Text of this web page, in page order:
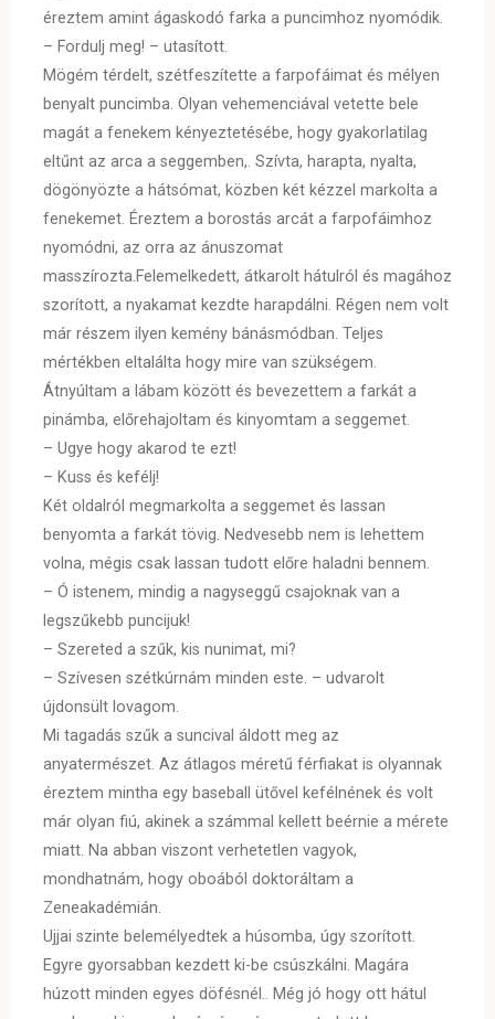
éreztem amint ágaskodó farka a puncimhoz nyomódik.
– Fordulj meg! – utasított.
Mögém térdelt, szétfeszítette a farpofáimat és mélyen
benyalt puncimba. Olyan vehemenciával vetette bele
magát a fenekem kényeztetésébe, hogy gyakorlatilag
eltűnt az arca a seggemben,. Szívta, harapta, nyalta,
dögönyözte a hátsómat, közben két kézzel markolta a
fenekemet. Éreztem a borostás arcát a farpofáimhoz
nyomódni, az orra az ánuszomat
masszírozta.Felemelkedett, átkarolt hátulról és magához
szorított, a nyakamat kezdte harapdálni. Régen nem volt
már részem ilyen kemény bánásmódban. Teljes
mértékben eltalálta hogy mire van szükségem.
Átnyúltam a lábam között és bevezettem a farkát a
pinámba, előrehajoltam és kinyomtam a seggemet.
– Ugye hogy akarod te ezt!
– Kuss és kefélj!
Két oldalról megmarkolta a seggemet és lassan
benyomta a farkát tövig. Nedvesebb nem is lehettem
volna, mégis csak lassan tudott előre haladni bennem.
– Ó istenem, mindig a nagyseggű csajoknak van a
legszűkebb puncijuk!
– Szereted a szűk, kis nunimat, mi?
– Szívesen szétkúrnám minden este. – udvarolt
újdonsült lovagom.
Mi tagadás szűk a suncival áldott meg az
anyatermészet. Az átlagos méretű férfiakat is olyannak
éreztem mintha egy baseball ütővel kefélnének és volt
már olyan fiú, akinek a számmal kellett beérnie a mérete
miatt. Na abban viszont verhetetlen vagyok,
mondhatnám, hogy oboából doktoráltam a
Zeneakadémián.
Ujjai szinte belemélyedtek a húsomba, úgy szorított.
Egyre gyorsabban kezdett ki-be csúszkálni. Magára
húzott minden egyes döfésnél.. Még jó hogy ott hátul